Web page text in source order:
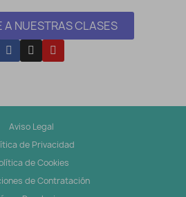
A NUESTRAS CLASES
Aviso Legal
de Privacidad
de Cookies
de Contratación